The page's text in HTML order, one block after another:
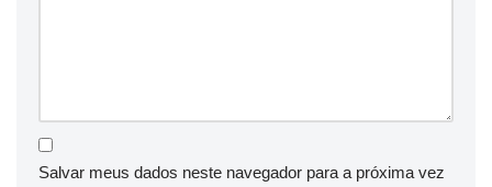
Salvar meus dados neste navegador para a próxima vez